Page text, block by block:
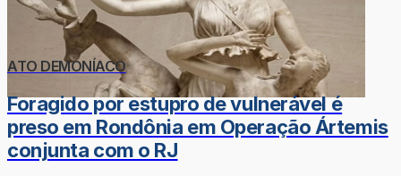
ATO DEMONÍACO
Foragido por estupro de vulnerável é
preso em Rondônia em Operação Ártemis
conjunta com o RJ